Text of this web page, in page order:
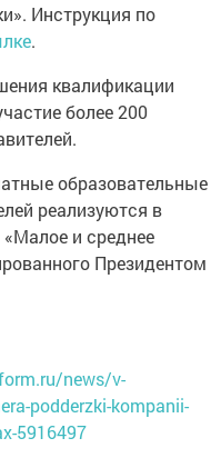
Инструкция по
.
квалификации
более 200
образовательные
реализуются в
и среднее
Президентом
news/v-
podderzki-kompanii-
5916497